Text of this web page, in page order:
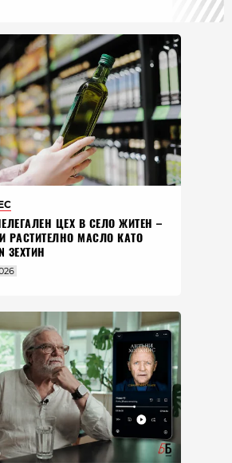
ЦЕХ В СЕЛО ЖИТЕН –
РАСТИТЕЛНО МАСЛО КАТО
ЗЕХТИН